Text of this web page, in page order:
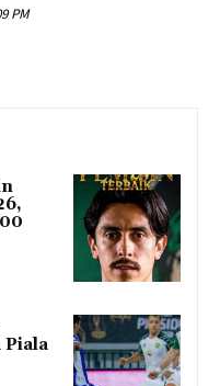
PM
Piala